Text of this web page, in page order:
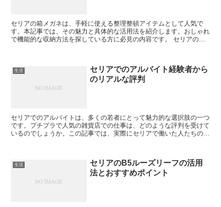
セリアの箱メガネは、手軽に使える整理整頓アイテムとして人気で
す。本記事では、その魅力と具体的な活用法を紹介します。おしゃれ
で機能的な収納方法を探している方に必見の内容です。 セリアの箱
生活
セリアでのアルバイト経験者から
のリアルな評判
セリアでのアルバイトは、多くの若者にとって魅力的な選択肢の一つ
です。プチプラで人気の雑貨店での仕事は、どのような評判を受けて
いるのでしょうか。この記事では、実際にセリアで働いた人たちの声
生活
セリアのB5ルーズリーフの活用
法とおすすめポイント